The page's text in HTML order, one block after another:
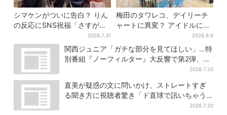
シマケンがついに告白？ りん
の反応にSNS祝福「さすがに
2026.7.31
梅田のタワレコ、デイリーチ
ャートに異変？ アイドルに混
じり“マユリカ”が1位に…お笑
いが強すぎる理由とは
2026.8.6
関西ジュニア「ガチな部分を見てほしい」…特
別番組『ノーフィルター』大反響で第2弾、7
2026.7.20
直美が疑惑の文に問いかけ、ストレートすぎ
る聞き方に視聴者驚き「ド直球で訊いちゃう
2026.7.20